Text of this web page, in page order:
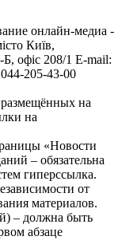
онлайн-медиа -
Київ,
офіс 208/1 E-mail:
205-43-00
на
на
«Новости
– обязательна
гиперссылка.
от
материалов.
– должна быть
абзаце